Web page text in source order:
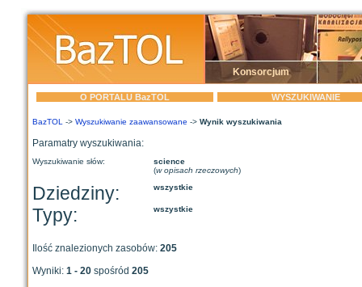
Konsorcjum
O PORTALU BazTOL WYSZUKIWANIE
BazTOL -> Wyszukiwanie zaawansowane -> Wynik wyszukiwania
Paramatry wyszukiwania:
Wyszukiwanie słów:
science
(w opisach rzeczowych)
Dziedziny: wszystkie
Typy: wszystkie
Ilość znalezionych zasobów: 205
Wyniki: 1 - 20 spośród 205